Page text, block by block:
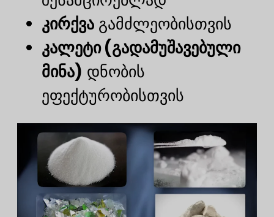
კირქვა გამძლეობისთვის
კალეტი (გადამუშავებული
მინა) დნობის
ეფექტურობისთვის